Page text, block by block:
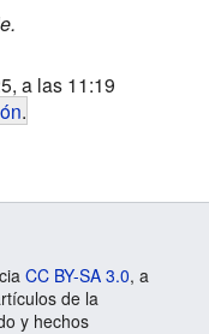
a las 11:19
.
CC BY-SA 3.0, a
de la
y hechos